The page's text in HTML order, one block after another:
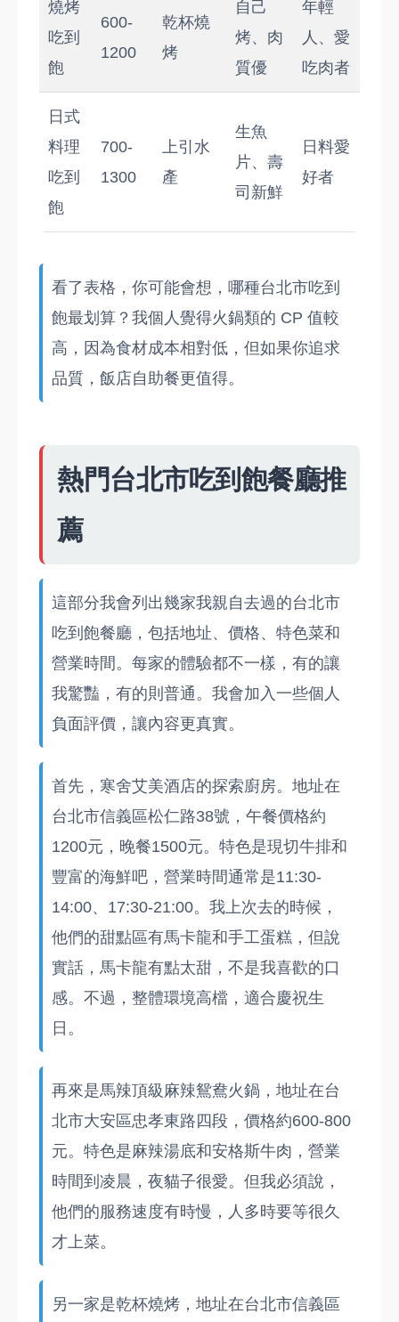
燒烤
吃到
飽
600-
1200
乾杯燒
烤
自己
烤、肉
質優
年輕
人、愛
吃肉者
日式
料理
吃到
飽
700-
1300
上引水
產
生魚
片、壽
司新鮮
日料愛
好者
看了表格，你可能會想，哪種台北市吃到
飽最划算？我個人覺得火鍋類的 CP 值較
高，因為食材成本相對低，但如果你追求
品質，飯店自助餐更值得。
熱門台北市吃到飽餐廳推
薦
這部分我會列出幾家我親自去過的台北市
吃到飽餐廳，包括地址、價格、特色菜和
營業時間。每家的體驗都不一樣，有的讓
我驚豔，有的則普通。我會加入一些個人
負面評價，讓內容更真實。
首先，寒舍艾美酒店的探索廚房。地址在
台北市信義區松仁路38號，午餐價格約
1200元，晚餐1500元。特色是現切牛排和
豐富的海鮮吧，營業時間通常是11:30-
14:00、17:30-21:00。我上次去的時候，
他們的甜點區有馬卡龍和手工蛋糕，但說
實話，馬卡龍有點太甜，不是我喜歡的口
感。不過，整體環境高檔，適合慶祝生
日。
再來是馬辣頂級麻辣鴛鴦火鍋，地址在台
北市大安區忠孝東路四段，價格約600-800
元。特色是麻辣湯底和安格斯牛肉，營業
時間到凌晨，夜貓子很愛。但我必須說，
他們的服務速度有時慢，人多時要等很久
才上菜。
另一家是乾杯燒烤，地址在台北市信義區